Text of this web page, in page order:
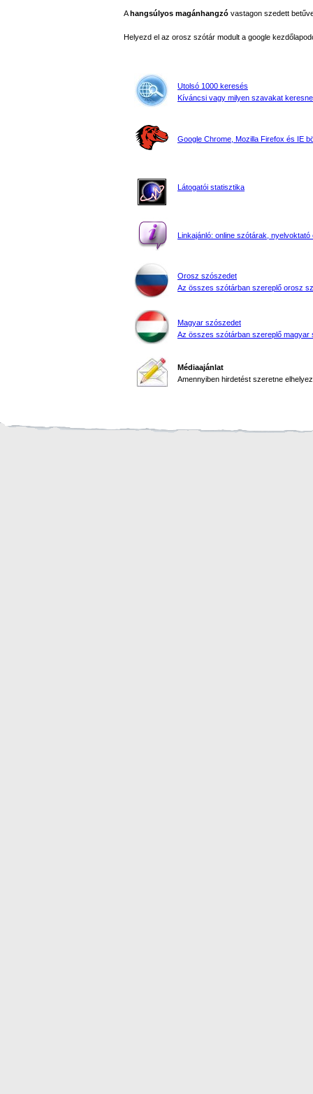
Ahangsúlyos magánhangzó vastagon szedett
Helyezd el az orosz szótár modult a google
Utolsó 1000 keresés
Kíváncsi vagy milyen szavakat
Google Chrome, Mozilla Firefox és IE
Látogatói statisztika
Linkajánló: online szótárak, nyelvoktató
Orosz szószedet
Az összes szótárban szereplő orosz
Magyar szószedet
Az összes szótárban szereplő magyar
Médiaajánlat
Amennyiben hirdetést szeretne